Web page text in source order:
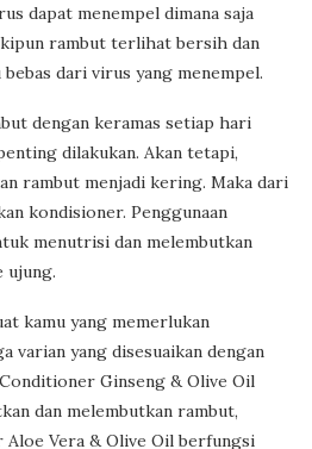
dapat menempel dimana saja
rambut terlihat bersih dan
dari virus yang menempel.
dengan keramas setiap hari
dilakukan. Akan tetapi,
rambut menjadi kering. Maka dari
kondisioner. Penggunaan
menutrisi dan melembutkan
ujung.
kamu yang memerlukan
varian yang disesuaikan dengan
Ginseng & Olive Oil
dan melembutkan rambut,
Vera & Olive Oil berfungsi